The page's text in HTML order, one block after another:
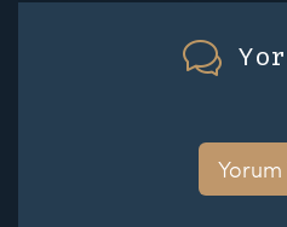
Yorum